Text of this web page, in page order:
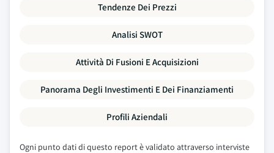
Tendenze Dei Prezzi
Analisi SWOT
Attività Di Fusioni E Acquisizioni
Panorama Degli Investimenti E Dei Finanziamenti
Profili Aziendali
Ogni punto dati di questo report è validato attraverso interviste